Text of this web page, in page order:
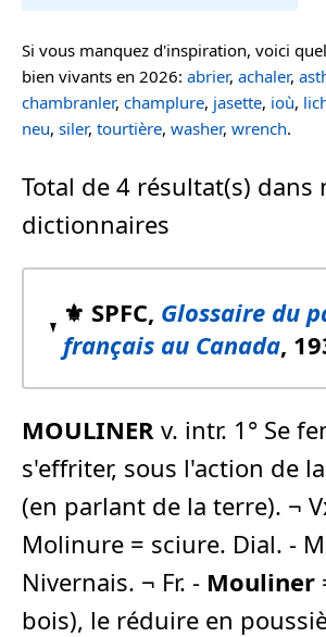
Si vous manquez d'inspiration, voici
bien vivants en 2026: abrier, achaler,
chambranler, champlure, jasette, ioù,
neu, siler, tourtière, washer, wrench.
Total de 4 résultat(s) dans
dictionnaires
⚜️ SPFC, Glossaire du
français au Canada,
MOULINER v. intr. 1° Se
s'effriter, sous l'action de
(en parlant de la terre). ¬
Molinure = sciure. Dial. -
Nivernais. ¬ Fr. - Mouliner
bois), le réduire en